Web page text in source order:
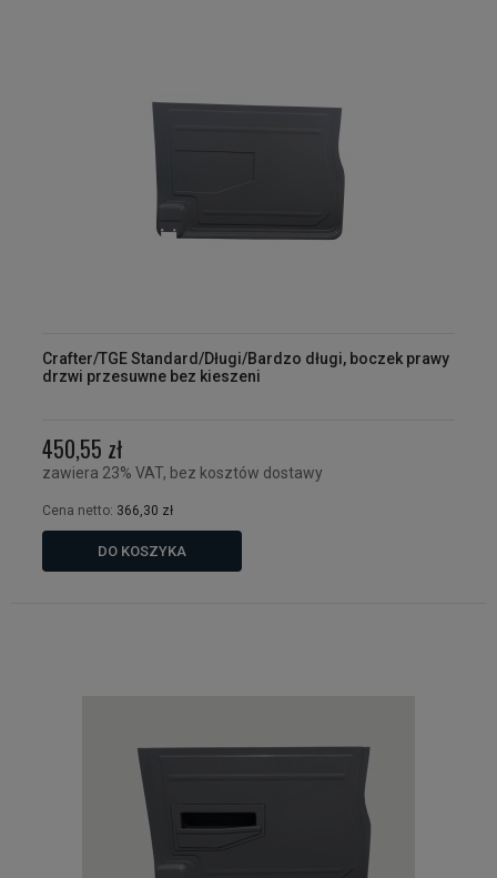
Crafter/TGE Standard/Długi/Bardzo długi, boczek prawy
drzwi przesuwne bez kieszeni
450,55 zł
zawiera 23% VAT, bez kosztów dostawy
Cena netto: 366,30 zł
DO KOSZYKA